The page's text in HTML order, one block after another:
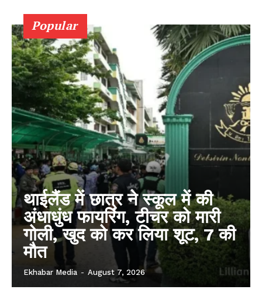
Popular
थाईलैंड में छात्र ने स्कूल में की
अंधाधुंध फायरिंग, टीचर को मारी
गोली, खुद को कर लिया शूट, 7 की
मौत
Ekhabar Media - August 7, 2026